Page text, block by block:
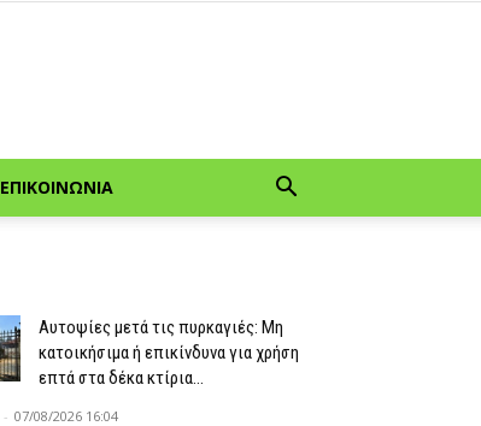
ΕΠΙΚΟΙΝΩΝΊΑ
Αυτοψίες μετά τις πυρκαγιές: Μη
κατοικήσιμα ή επικίνδυνα για χρήση
επτά στα δέκα κτίρια...
- 07/08/2026 16:04